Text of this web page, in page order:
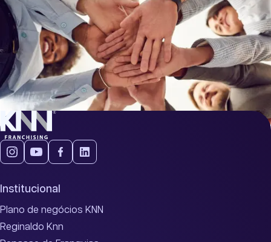
Institucional
Plano de negócios KNN
Reginaldo Knn